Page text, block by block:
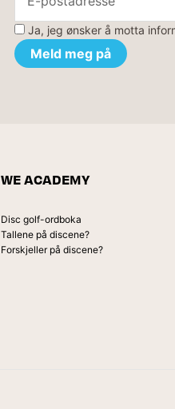
Ja, jeg ønsker å motta
WE ACADEMY
Disc golf-ordboka
Tallene på discene?
Forskjeller på discene?